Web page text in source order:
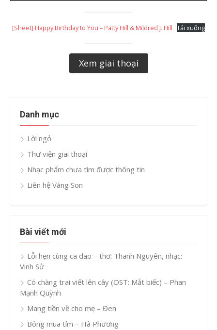
[Sheet] Happy Birthday to You – Patty Hill & Mildred J. Hill Tải xuống
Xem giai thoại
Danh mục
Lời ngỏ
Thư viện giai thoại
Nhạc phẩm chưa tìm được thông tin
Liên hệ Vàng Son
Bài viết mới
Lỗi hẹn cùng ca dao – thơ: Thanh Nguyên, nhạc:
Vinh Sử
Có chàng trai viết lên cây (OST: Mắt biếc) – Phan
Mạnh Quỳnh
Mang tiền về cho mẹ – Đen
Bông mua tím – Hà Phương